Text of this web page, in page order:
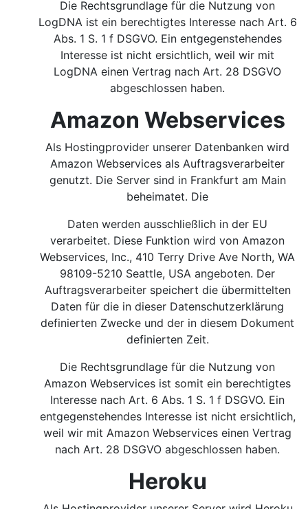
Die Rechtsgrundlage für die Nutzung von
LogDNA ist ein berechtigtes Interesse nach Art. 6
Abs. 1 S. 1 f DSGVO. Ein entgegenstehendes
Interesse ist nicht ersichtlich, weil wir mit
LogDNA einen Vertrag nach Art. 28 DSGVO
abgeschlossen haben.
Amazon Webservices
Als Hostingprovider unserer Datenbanken wird
Amazon Webservices als Auftragsverarbeiter
genutzt. Die Server sind in Frankfurt am Main
beheimatet. Die
Daten werden ausschließlich in der EU
verarbeitet. Diese Funktion wird von Amazon
Webservices, Inc., 410 Terry Drive Ave North, WA
98109-5210 Seattle, USA angeboten. Der
Auftragsverarbeiter speichert die übermittelten
Daten für die in dieser Datenschutzerklärung
definierten Zwecke und der in diesem Dokument
definierten Zeit.
Die Rechtsgrundlage für die Nutzung von
Amazon Webservices ist somit ein berechtigtes
Interesse nach Art. 6 Abs. 1 S. 1 f DSGVO. Ein
entgegenstehendes Interesse ist nicht ersichtlich,
weil wir mit Amazon Webservices einen Vertrag
nach Art. 28 DSGVO abgeschlossen haben.
Heroku